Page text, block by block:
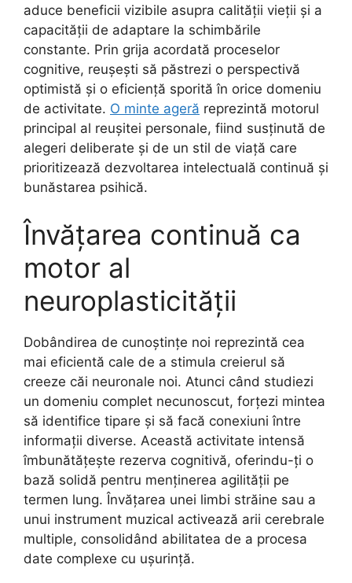
aduce beneficii vizibile asupra calității vieții și a
capacității de adaptare la schimbările
constante. Prin grija acordată proceselor
cognitive, reușești să păstrezi o perspectivă
optimistă și o eficiență sporită în orice domeniu
de activitate. O minte ageră reprezintă motorul
principal al reușitei personale, fiind susținută de
alegeri deliberate și de un stil de viață care
prioritizează dezvoltarea intelectuală continuă și
bunăstarea psihică.
Învățarea continuă ca
motor al
neuroplasticității
Dobândirea de cunoștințe noi reprezintă cea
mai eficientă cale de a stimula creierul să
creeze căi neuronale noi. Atunci când studiezi
un domeniu complet necunoscut, forțezi mintea
să identifice tipare și să facă conexiuni între
informații diverse. Această activitate intensă
îmbunătățește rezerva cognitivă, oferindu-ți o
bază solidă pentru menținerea agilității pe
termen lung. Învățarea unei limbi străine sau a
unui instrument muzical activează arii cerebrale
multiple, consolidând abilitatea de a procesa
date complexe cu ușurință.